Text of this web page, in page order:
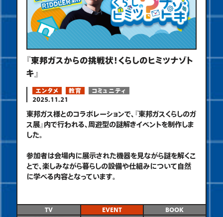
『東邦ガスからの挑戦状！くらしのヒミツナゾト
キ』
エンタメ 教育
コミュニティ
2025.11.21
東邦ガス様とのコラボレーションで、『東邦ガスくらしのガ
ス展』内で行われる、周遊型の謎解きイベントを制作しま
した。
参加者は会場内に展示された機器を見ながら謎を解くこ
とで、楽しみながら暮らしの設備や仕組みについて自然
に学べる内容となっています。
TV EVENT
BOOK